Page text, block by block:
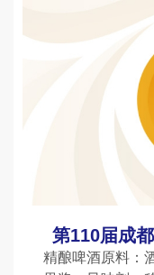
第110届成
精酿啤酒原料：